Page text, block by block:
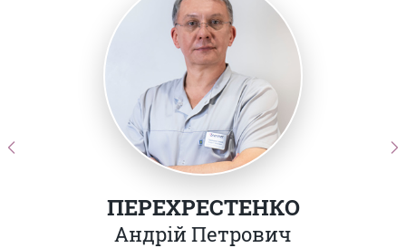
ПЕРЕХРЕСТЕНКО
Андрій Петрович